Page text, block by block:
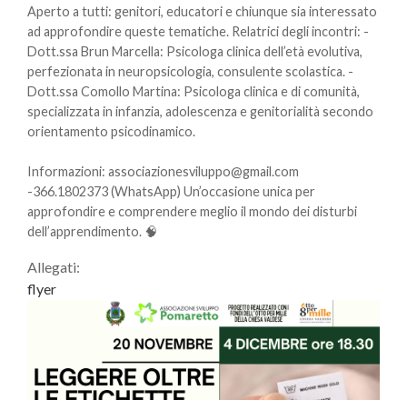
Aperto a tutti: genitori, educatori e chiunque sia interessato
ad approfondire queste tematiche. Relatrici degli incontri: -
Dott.ssa Brun Marcella: Psicologa clinica dell’età evolutiva,
perfezionata in neuropsicologia, consulente scolastica. -
Dott.ssa Comollo Martina: Psicologa clinica e di comunità,
specializzata in infanzia, adolescenza e genitorialità secondo
orientamento psicodinamico.
Informazioni: associazionesviluppo@gmail.com
-366.1802373 (WhatsApp) Un’occasione unica per
approfondire e comprendere meglio il mondo dei disturbi
dell’apprendimento. 🧠
Allegati:
flyer